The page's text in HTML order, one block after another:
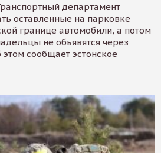
департамент
оставленные на парковке
границе автомобили, а потом
не объявятся через
сообщает эстонское